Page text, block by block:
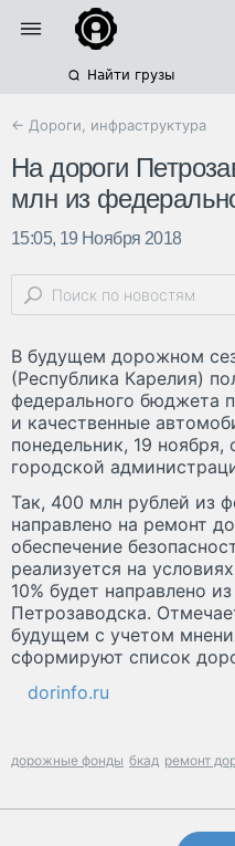
Найти грузы
← Дороги, инфраструктура
На дороги
млн из
15:05, 19 Ноября 2018
В будущем дорожном
(Республика Карелия)
федерального бюджета
и качественные
понедельник, 19
городской
Так, 400 млн рублей из
направлено на ремонт
обеспечение
реализуется на
10% будет направлено
Петрозаводска.
будущем с учетом
сформируют список
dorinfo.ru
дорожные фонды бкад ремонт